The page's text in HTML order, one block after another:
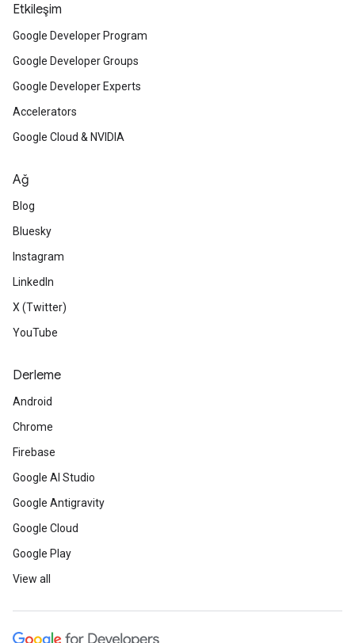
Etkileşim
Google Developer Program
Google Developer Groups
Google Developer Experts
Accelerators
Google Cloud & NVIDIA
Ağ
Blog
Bluesky
Instagram
LinkedIn
X (Twitter)
YouTube
Derleme
Android
Chrome
Firebase
Google AI Studio
Google Antigravity
Google Cloud
Google Play
View all